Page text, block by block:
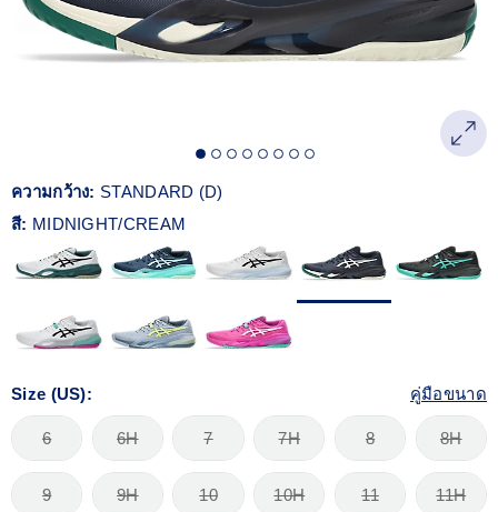
ความกว้าง: STANDARD (D)
สี: MIDNIGHT/CREAM
Size (US): คู่มือขนาด
6 6H 7 7H 8 8H
9 9H 10 10H 11 11H